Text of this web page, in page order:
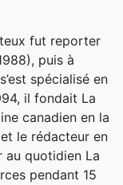
fut reporter
puis à
spécialisé en
il fondait La
canadien en la
le rédacteur en
au quotidien La
pendant 15